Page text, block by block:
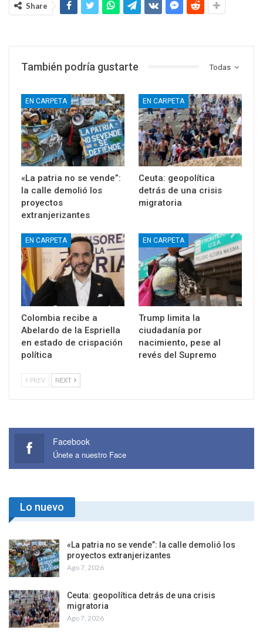
Share
Todas
También podría gustarte
EN CARPETA
«La patria no se vende”:
la calle demolió los
proyectos
extranjerizantes
EN CARPETA
Ceuta: geopolítica
detrás de una crisis
migratoria
EN CARPETA
Colombia recibe a
Abelardo de la Espriella
en estado de crispación
política
EN CARPETA
Trump limita la
ciudadanía por
nacimiento, pese al
revés del Supremo
PREV NEXT
Facebook
Únete a nuestro Face
Lo nuevo
«La patria no se vende”: la calle demolió los
proyectos extranjerizantes
Ago 7, 2026
Ceuta: geopolítica detrás de una crisis
migratoria
Ago 7, 2026